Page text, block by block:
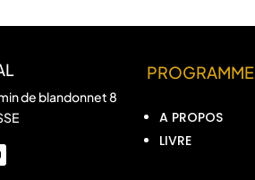
de blandonnet 8
PROGRAMME
A PROPOS
LIVRE